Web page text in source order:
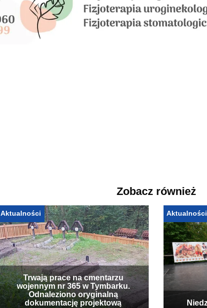
Zobacz również
Aktualności
Trwają prace na cmentarzu
wojennym nr 365 w Tymbarku.
Odnaleziono oryginalną
dokumentację projektową
Aktualności